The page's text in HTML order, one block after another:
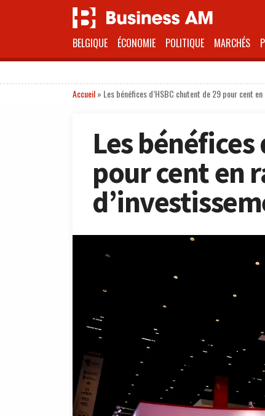
BELGIQUE ÉCONOMIE POLITIQUE MARCHÉS
Accueil» Les bénéfices d’HSBC chutent de 29 pour cent
Les bénéfices
pour cent en